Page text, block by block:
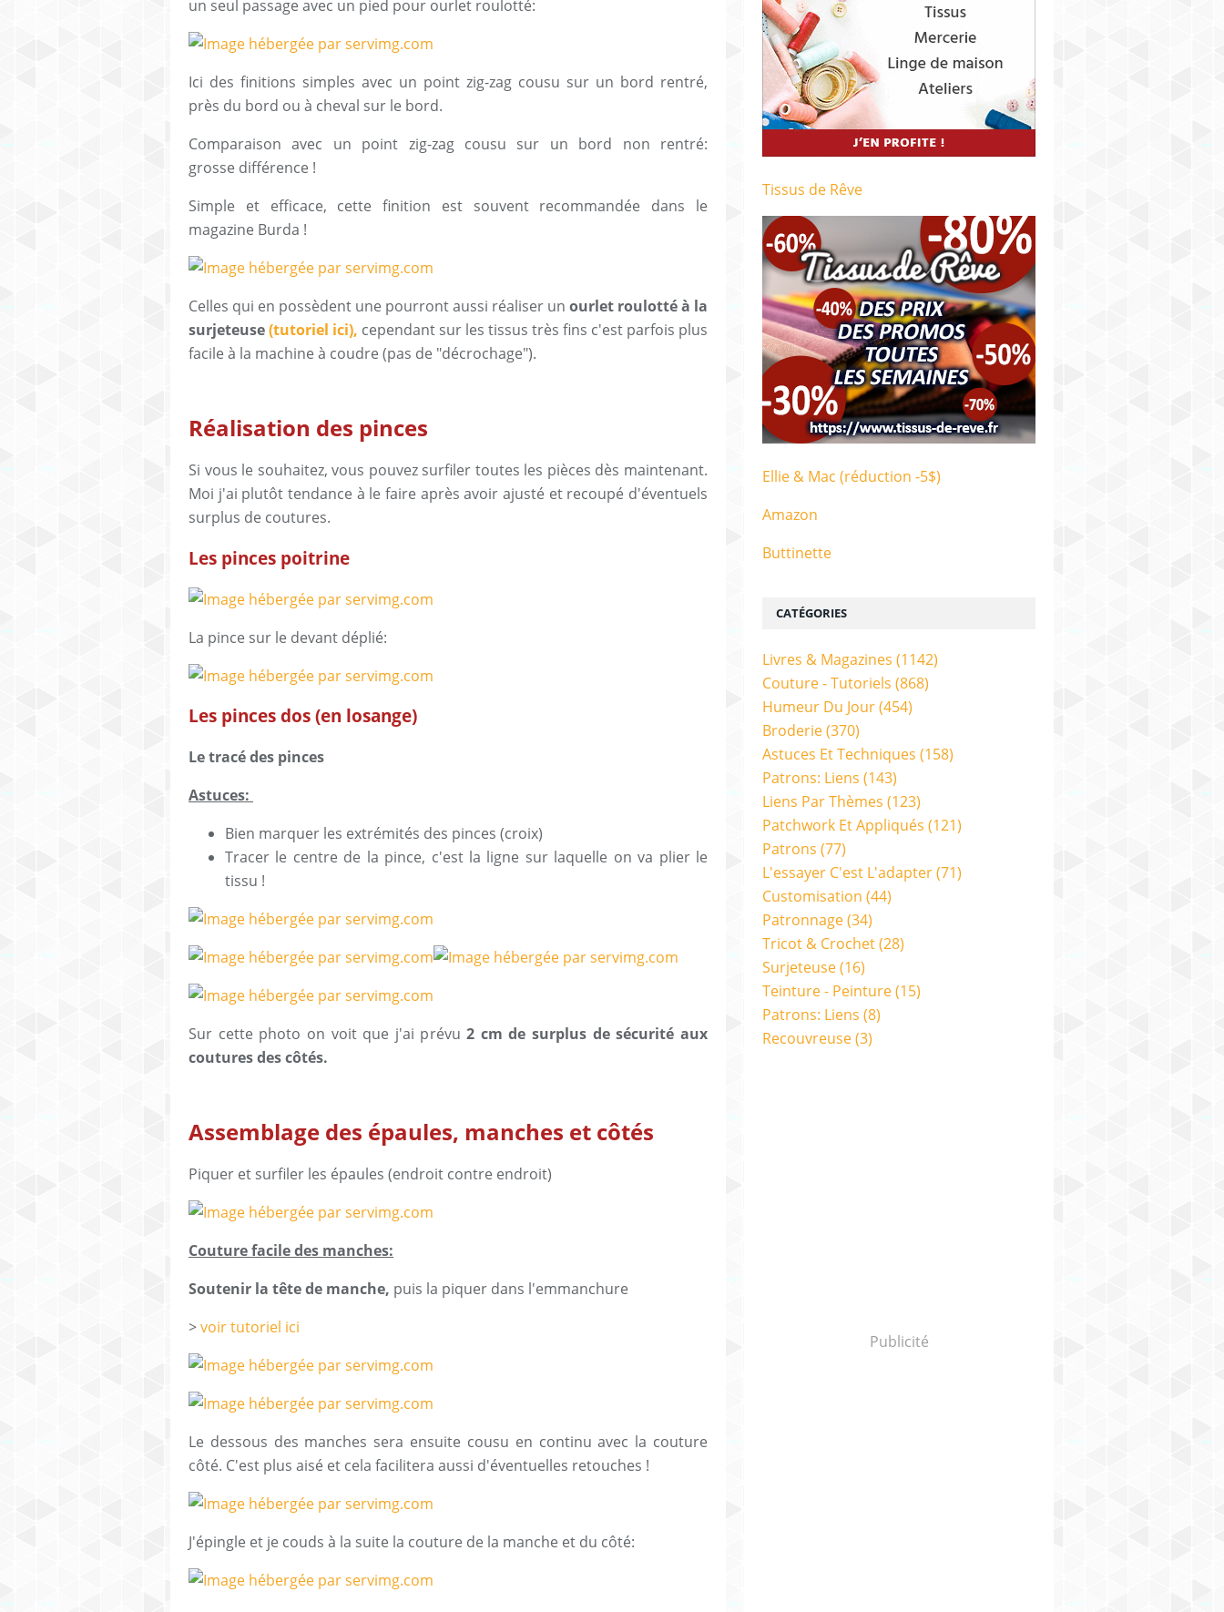
un seul passage avec un pied pour ourlet roulotté:
Ici des finitions simples avec un point zig-zag cousu sur un bord rentré,
près du bord ou à cheval sur le bord.
Comparaison avec un point zig-zag cousu sur un bord non rentré:
grosse différence !
Simple et efficace, cette finition est souvent recommandée dans le
magazine Burda !
Celles qui en possèdent une pourront aussi réaliser un ourlet roulotté à la
surjeteuse(tutoriel ici), cependant sur les tissus très fins c'est parfois plus
facile à la machine à coudre (pas de "décrochage").
Réalisation des pinces
Si vous le souhaitez, vous pouvez surfiler toutes les pièces dès maintenant.
Moi j'ai plutôt tendance à le faire après avoir ajusté et recoupé d'éventuels
surplus de coutures.
Les pinces poitrine
La pince sur le devant déplié:
Les pinces dos (en losange)
Le tracé des pinces
Astuces:
Bien marquer les extrémités des pinces (croix)
Tracer le centre de la pince, c'est la ligne sur laquelle on va plier le
tissu !
Sur cette photo on voit que j'ai prévu2 cm de surplus de sécurité aux
coutures des côtés.
Assemblage des épaules, manches et côtés
Piquer et surfiler les épaules (endroit contre endroit)
Couture facile des manches:
Soutenir la tête de manche, puis la piquer dans l'emmanchure
>voir tutoriel ici
Le dessous des manches sera ensuite cousu en continu avec la couture
côté. C'est plus aisé et cela facilitera aussi d'éventuelles retouches !
J'épingle et je couds à la suite la couture de la manche et du côté:
Publicité
CATÉGORIES
Livres & Magazines (1142)
Couture - Tutoriels (868)
Humeur Du Jour(454)
Broderie(370)
Astuces Et Techniques (158)
Patrons: Liens (143)
Liens Par Thèmes (123)
Patchwork Et Appliqués (121)
Patrons (77)
L'essayer C'est L'adapter(71)
Customisation (44)
Patronnage(34)
Tricot & Crochet(28)
Surjeteuse(16)
Teinture - Peinture(15)
Patrons: Liens (8)
Recouvreuse(3)
Tissus de Rêve
Ellie & Mac (réduction -5$)
Amazon
Buttinette